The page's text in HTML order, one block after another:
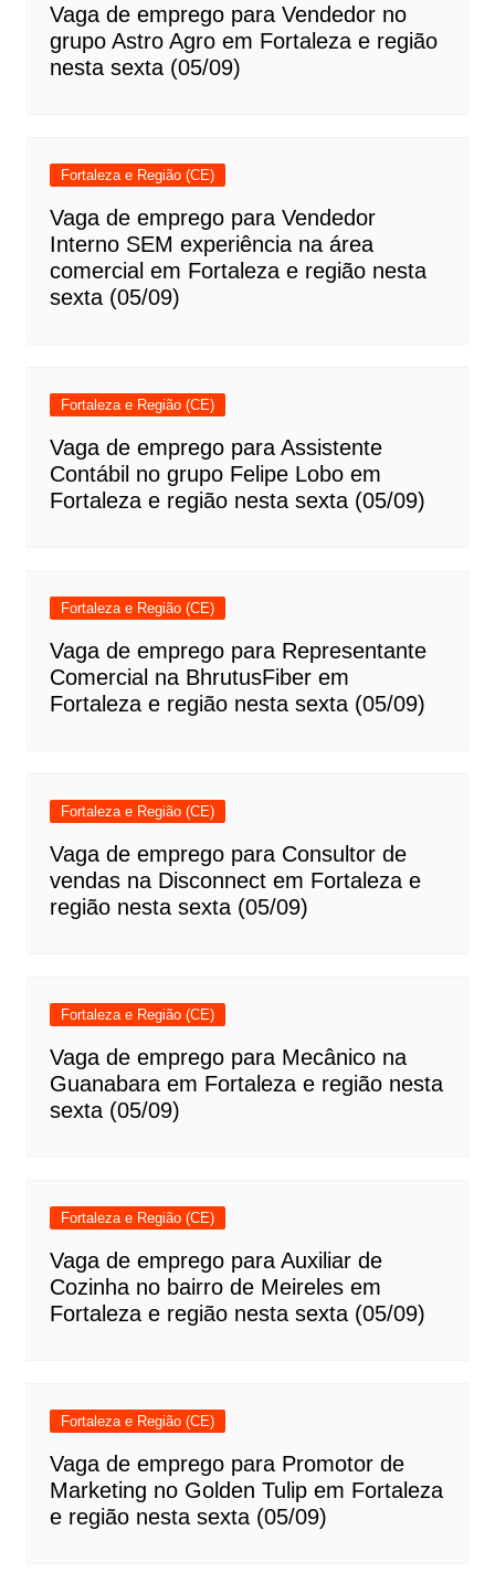
Vaga de emprego para Vendedor no
grupo Astro Agro em Fortaleza e região
nesta sexta (05/09)
Fortaleza e Região (CE)
Vaga de emprego para Vendedor
Interno SEM experiência na área
comercial em Fortaleza e região nesta
sexta (05/09)
Fortaleza e Região (CE)
Vaga de emprego para Assistente
Contábil no grupo Felipe Lobo em
Fortaleza e região nesta sexta (05/09)
Fortaleza e Região (CE)
Vaga de emprego para Representante
Comercial na BhrutusFiber em
Fortaleza e região nesta sexta (05/09)
Fortaleza e Região (CE)
Vaga de emprego para Consultor de
vendas na Disconnect em Fortaleza e
região nesta sexta (05/09)
Fortaleza e Região (CE)
Vaga de emprego para Mecânico na
Guanabara em Fortaleza e região nesta
sexta (05/09)
Fortaleza e Região (CE)
Vaga de emprego para Auxiliar de
Cozinha no bairro de Meireles em
Fortaleza e região nesta sexta (05/09)
Fortaleza e Região (CE)
Vaga de emprego para Promotor de
Marketing no Golden Tulip em Fortaleza
e região nesta sexta (05/09)